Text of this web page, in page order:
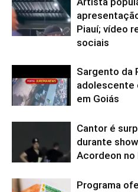
Piauí; vídeo
sociais
Sargento da
adolescente
em Goiás
Cantor é
durante
Acordeon no
Programa